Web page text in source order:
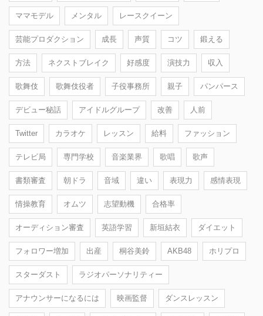
ママモデル メンタル レースクイーン
芸能プロダクション 成長 声質 コツ 鍛える
方法 ネクストブレイク 好感度 演技力 収入
歌舞伎 歌舞伎役者 子役事務所 親子 パンパース
デビュー秘話 アイドルグループ 改善 人前
Twitter カラオケ レッスン 給料 ファッション
テレビ局 専門学校 音楽業界 歌唱 歌声
書類審査 朝ドラ 音域 違い 表現力 感情表現
情操教育 オムツ 志望動機 合格率
オーディション審査 英語学習 新垣結衣 ダイエット
フォロワー増加 出産 桐谷美鈴 AKB48 ホリプロ
スターダスト ラジオパーソナリティー
アナウンサーになるには 映画監督 ダンスレッスン